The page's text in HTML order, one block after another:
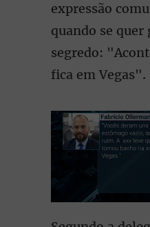
expressão
quando se quer
segredo:
fica em Vegas".